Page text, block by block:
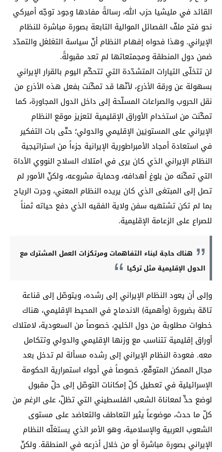
القائد في مليشيا حزب الله، رسالةً مفادها وجود توجّه أميركي
نحو فتح ملفّ الفصائل الموالية التابعة بصورة مباشرة للنظام
الإيراني. وهذا فحواه إفهام النظام أنّ سياسة التغلغل والتمدّد
ضمن دول المنطقة ومجمتعاتها لم تعد مقبولةً.
لن تتخلّى التيارات المتشدّدة التي تتحكّم اليوم بالقرار الإيراني
بسهولة عن ورقة الأذرع، لأنّها قد تمكّنت بفعل هذه الأذرع من
نقل الحروب والصراعات المسلّحة إلى داخل الدول المجاورة، كما
تمكّنت من استخدام الأوراق الإقليمية لتعزيز موقع النظام
الإيراني على المستويَين الإقليمي والدولي؛ حتّى بات التفكير
في استعادة أمجاد الأمبراطورية الإيرانية جزءاً من استراتيجية
النظام الإيراني الذي كان يرى في امتلاك السلاح النووي الأداة
التي تمكّنه من بلوغ أهدافه، وحماية مشروعه، ولكنّ الأمور لم
تصل إلى المبتغى الذي كان يريده النظام المعني، وجرت الرياح
بما لم تكن تشتهيه سفن ولاية الفقيه الذي دفع حياته ثمناً
للصراع على الزعامة الإقليمية.
هناك حاجة لبناء التفاهمات ومرتكزات العمل المشترك مع
الدول الإقليمية مثل تركيا
وإلى أن يعود النظام الإيراني إلى رشده، ويتوصّل إلى قناعة
تامّة بضرورة (وأهمية) الاندماج في المحيط الإقليمي، هناك
خطوات مطلوبة من دول الخليج، خصوصاً من السعودية، لامتلاك
أوراق إقليمية تتناسب مع وزنها الإقليمي والدولي وتتكامل
معه. فعودة النظام الإيراني إلى رشده مسألة لم تدخل بعد
مجال الممكن المتوقّع، خصوصاً في أجواء استمرارية الحكومة
الإسرائيلية في تعطيل كلّ إمكانات التوصّل إلى حلّ مقبول
لوضع حدٍّ لمعاناة الشعب الفلسطيني التي تظلّ، على الرغم من
كلّ ما حدث، موضوعاً يثير التعاطف والتعاضد على مستوى
الشعوب العربية والإسلامية، وهو الأمر الذي يستغلّه النظام
الإيراني بصورة مباشرة أو من خلال أذرعه في المنطقة. ولكنّ